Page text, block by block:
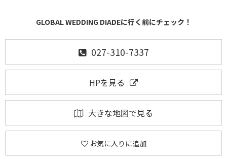
GLOBAL WEDDING DIADEに行く前にチェック！
027-310-7337
HPを見る
大きな地図で見る
お気に入りに追加